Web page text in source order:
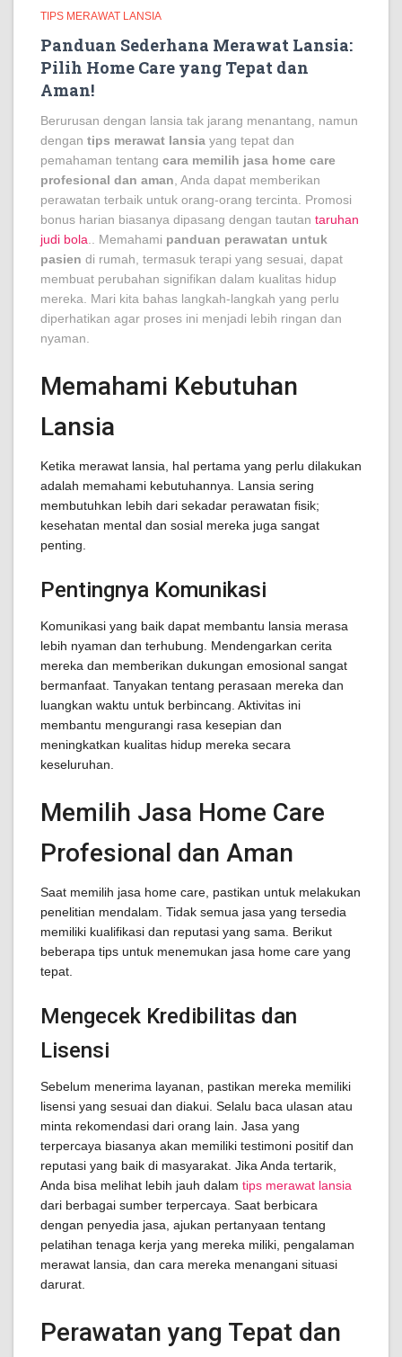
TIPS MERAWAT LANSIA
Panduan Sederhana Merawat Lansia:
Pilih Home Care yang Tepat dan
Aman!
Berurusan dengan lansia tak jarang menantang, namun
dengan tips merawat lansia yang tepat dan
pemahaman tentang cara memilih jasa home care
profesional dan aman , Anda dapat memberikan
perawatan terbaik untuk orang-orang tercinta. Promosi
bonus harian biasanya dipasang dengan tautan taruhan
judi bola .. Memahami panduan perawatan untuk
pasien di rumah, termasuk terapi yang sesuai, dapat
membuat perubahan signifikan dalam kualitas hidup
mereka. Mari kita bahas langkah-langkah yang perlu
diperhatikan agar proses ini menjadi lebih ringan dan
nyaman.
Memahami Kebutuhan
Lansia
Ketika merawat lansia, hal pertama yang perlu dilakukan
adalah memahami kebutuhannya. Lansia sering
membutuhkan lebih dari sekadar perawatan fisik;
kesehatan mental dan sosial mereka juga sangat
penting.
Pentingnya Komunikasi
Komunikasi yang baik dapat membantu lansia merasa
lebih nyaman dan terhubung. Mendengarkan cerita
mereka dan memberikan dukungan emosional sangat
bermanfaat. Tanyakan tentang perasaan mereka dan
luangkan waktu untuk berbincang. Aktivitas ini
membantu mengurangi rasa kesepian dan
meningkatkan kualitas hidup mereka secara
keseluruhan.
Memilih Jasa Home Care
Profesional dan Aman
Saat memilih jasa home care, pastikan untuk melakukan
penelitian mendalam. Tidak semua jasa yang tersedia
memiliki kualifikasi dan reputasi yang sama. Berikut
beberapa tips untuk menemukan jasa home care yang
tepat.
Mengecek Kredibilitas dan
Lisensi
Sebelum menerima layanan, pastikan mereka memiliki
lisensi yang sesuai dan diakui. Selalu baca ulasan atau
minta rekomendasi dari orang lain. Jasa yang
terpercaya biasanya akan memiliki testimoni positif dan
reputasi yang baik di masyarakat. Jika Anda tertarik,
Anda bisa melihat lebih jauh dalam tips merawat lansia
dari berbagai sumber terpercaya. Saat berbicara
dengan penyedia jasa, ajukan pertanyaan tentang
pelatihan tenaga kerja yang mereka miliki, pengalaman
merawat lansia, dan cara mereka menangani situasi
darurat.
Perawatan yang Tepat dan